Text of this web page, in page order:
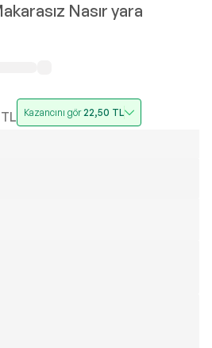
Nasır yara
TL Kazancını gör22,50 TL